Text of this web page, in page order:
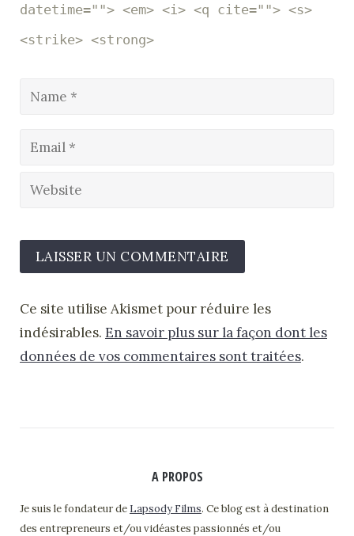
datetime=""> <em> <i> <q cite=""> <s>
<strike> <strong>
Ce site utilise Akismet pour réduire les
indésirables. En savoir plus sur la façon dont les
données de vos commentaires sont traitées.
A PROPOS
Je suis le fondateur de Lapsody Films. Ce blog est à destination
des entrepreneurs et/ou vidéastes passionnés et/ou